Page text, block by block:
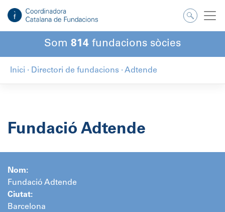
contingut
Som 814 fundacions sòcies
Inici · Directori de fundacions · Adtende
Fundació Adtende
Nom:
Fundació Adtende
Ciutat:
Barcelona